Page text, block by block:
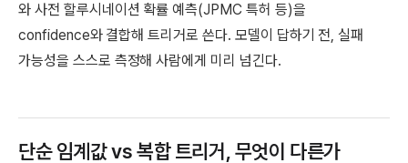
와 사전 할루시네이션 확률 예측(JPMC 특허 등)을
confidence와 결합해 트리거로 쓴다. 모델이 답하기 전, 실패
가능성을 스스로 측정해 사람에게 미리 넘긴다.
단순 임계값 vs 복합 트리거, 무엇이 다른가